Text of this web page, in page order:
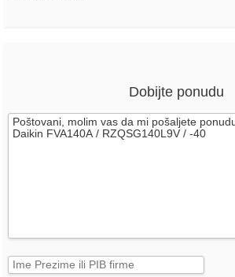
Dobijte ponudu